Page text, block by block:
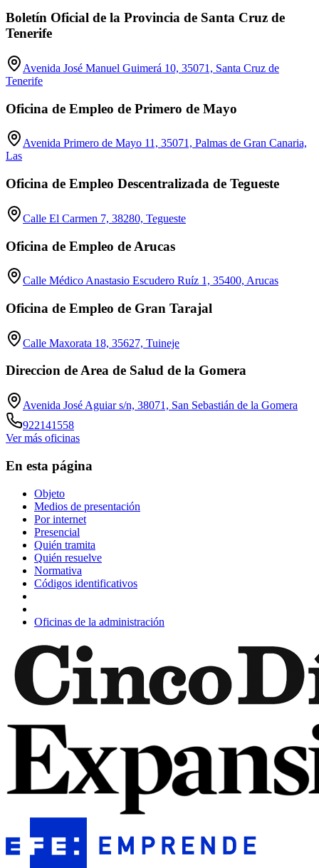
Boletín Oficial de la Provincia de Santa Cruz de
Tenerife
Avenida José Manuel Guimerá 10, 35071, Santa Cruz de
Tenerife
Oficina de Empleo de Primero de Mayo
Avenida Primero de Mayo 11, 35071, Palmas de Gran Canaria,
Las
Oficina de Empleo Descentralizada de Tegueste
Calle El Carmen 7, 38280, Tegueste
Oficina de Empleo de Arucas
Calle Médico Anastasio Escudero Ruíz 1, 35400, Arucas
Oficina de Empleo de Gran Tarajal
Calle Maxorata 18, 35627, Tuineje
Direccion de Area de Salud de la Gomera
Avenida José Aguiar s/n, 38071, San Sebastián de la Gomera
922141558
Ver más oficinas
En esta página
Objeto
Medios de presentación
Por internet
Presencial
Quién tramita
Quién resuelve
Normativa
Códigos identificativos
Oficinas de la administración